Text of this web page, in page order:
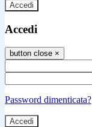
Accedi
Accedi
button close ×
Password dimenticata?